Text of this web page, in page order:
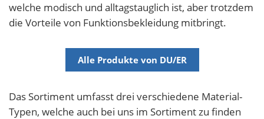
welche modisch und alltagstauglich ist, aber trotzdem
die Vorteile von Funktionsbekleidung mitbringt.
Alle Produkte von DU/ER
Das Sortiment umfasst drei verschiedene Material-
Typen, welche auch bei uns im Sortiment zu finden